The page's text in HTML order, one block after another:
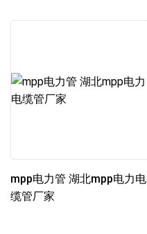
mpp电力管 湖北mpp电力电
缆管厂家